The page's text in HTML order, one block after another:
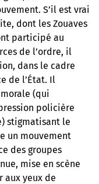
S’il est vrai
dont les Zouaves
participé au
de l’ordre, il
dans le cadre
de l’État. Il
(qui
policière
stigmatisant le
un mouvement
des groupes
mise en scène
yeux de